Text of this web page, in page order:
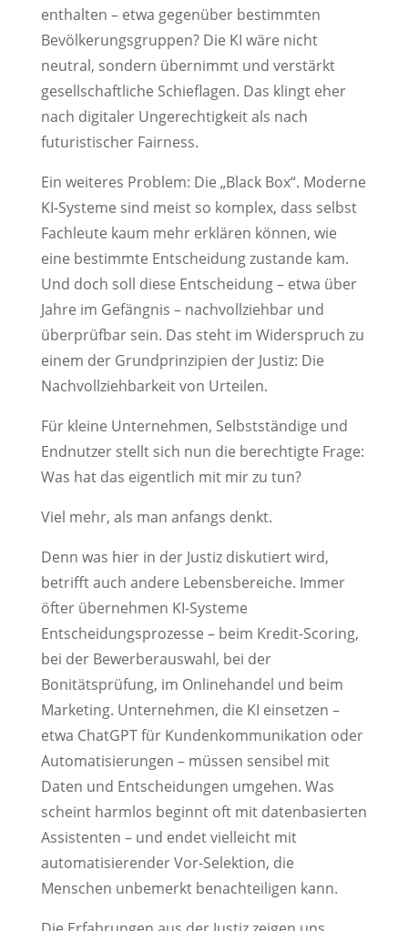
enthalten – etwa gegenüber bestimmten
Bevölkerungsgruppen? Die KI wäre nicht
neutral, sondern übernimmt und verstärkt
gesellschaftliche Schieflagen. Das klingt eher
nach digitaler Ungerechtigkeit als nach
futuristischer Fairness.
Ein weiteres Problem: Die „Black Box“. Moderne
KI-Systeme sind meist so komplex, dass selbst
Fachleute kaum mehr erklären können, wie
eine bestimmte Entscheidung zustande kam.
Und doch soll diese Entscheidung – etwa über
Jahre im Gefängnis – nachvollziehbar und
überprüfbar sein. Das steht im Widerspruch zu
einem der Grundprinzipien der Justiz: Die
Nachvollziehbarkeit von Urteilen.
Für kleine Unternehmen, Selbstständige und
Endnutzer stellt sich nun die berechtigte Frage:
Was hat das eigentlich mit mir zu tun?
Viel mehr, als man anfangs denkt.
Denn was hier in der Justiz diskutiert wird,
betrifft auch andere Lebensbereiche. Immer
öfter übernehmen KI-Systeme
Entscheidungsprozesse – beim Kredit-Scoring,
bei der Bewerberauswahl, bei der
Bonitätsprüfung, im Onlinehandel und beim
Marketing. Unternehmen, die KI einsetzen –
etwa ChatGPT für Kundenkommunikation oder
Automatisierungen – müssen sensibel mit
Daten und Entscheidungen umgehen. Was
scheint harmlos beginnt oft mit datenbasierten
Assistenten – und endet vielleicht mit
automatisierender Vor-Selektion, die
Menschen unbemerkt benachteiligen kann.